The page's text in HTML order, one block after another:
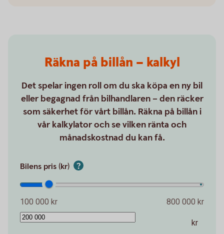
Räkna på billån – kalkyl
Det spelar ingen roll om du ska köpa en ny bil
eller begagnad från bilhandlaren – den räcker
som säkerhet för vårt billån. Räkna på billån i
vår kalkylator och se vilken ränta och
månadskostnad du kan få.
Bilens pris (kr)
100 000 kr 800 000 kr
kr